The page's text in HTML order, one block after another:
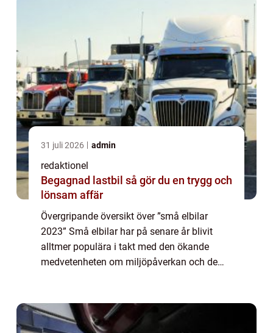
31 juli 2026 admin
redaktionel
Begagnad lastbil så gör du en trygg och
lönsam affär
Övergripande översikt över ”små elbilar
2023” Små elbilar har på senare år blivit
alltmer populära i takt med den ökande
medvetenheten om miljöpåverkan och de